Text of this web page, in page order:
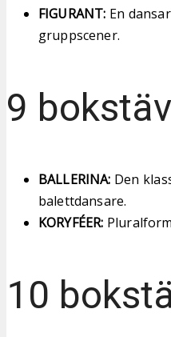
FIGURANT: En
gruppscener.
9
BALLERINA: Den
balettdansare.
KORYFÉER:
10